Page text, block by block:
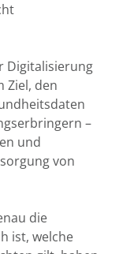
Digitalisierung
Ziel, den
–
und
von
die
ist, welche